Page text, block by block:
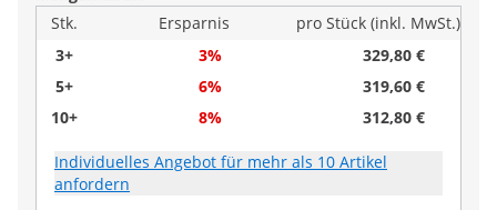
Stk.
Ersparnis
pro Stück (inkl. MwSt.)
3+
3%
329,80 €
5+
6%
319,60 €
10+
8% 312,80 €
Individuelles Angebot für mehr als 10 Artikel
anfordern